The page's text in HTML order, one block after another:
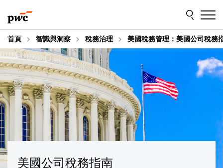
to
content
to
footer
首頁 智識與洞察 稅務治理 美國稅務管理：美國公司稅務
美國公司稅務指南